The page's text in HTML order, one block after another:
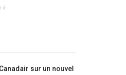
sur un nouvel